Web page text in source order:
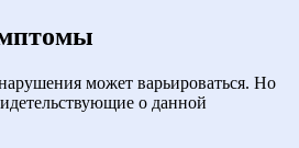
может варьироваться. Но
о данной